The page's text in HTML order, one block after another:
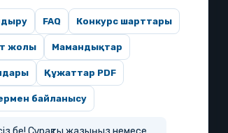
FAQ Конкурс шарттары
жолы Мамандықтар
Құжаттар PDF
байланысу